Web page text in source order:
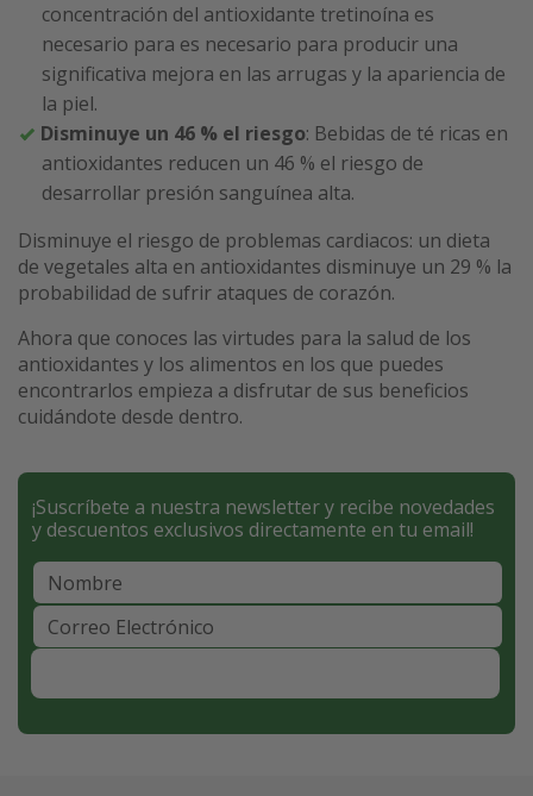
concentración del antioxidante tretinoína es
necesario para es necesario para producir una
significativa mejora en las arrugas y la apariencia de
la piel.
Disminuye un 46 % el riesgo: Bebidas de té ricas en
antioxidantes reducen un 46 % el riesgo de
desarrollar presión sanguínea alta.
Disminuye el riesgo de problemas cardiacos: un dieta
de vegetales alta en antioxidantes disminuye un 29 % la
probabilidad de sufrir ataques de corazón.
Ahora que conoces las virtudes para la salud de los
antioxidantes y los alimentos en los que puedes
encontrarlos empieza a disfrutar de sus beneficios
cuidándote desde dentro.
¡Suscríbete a nuestra newsletter y recibe novedades
y descuentos exclusivos directamente en tu email!